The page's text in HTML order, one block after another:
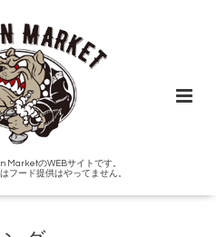
MarketのWEBサイトです。
フード提供はやってません。